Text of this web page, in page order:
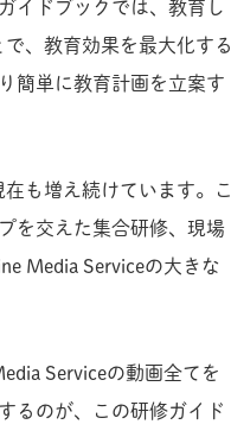
イドブックでは、教育し
、教育効果を最大化する
簡単に教育計画を立案す
も増え続けています。こ
を交えた集合研修、現場
Media Serviceの大きな
Serviceの動画全てを
るのが、この研修ガイド